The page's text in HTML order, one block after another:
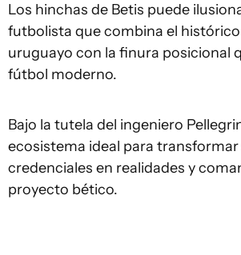
Los hinchas de Betis puede
futbolista que combina el
uruguayo con la finura posicional
fútbol moderno.
Bajo la tutela del ingeniero
ecosistema ideal para transformar
credenciales en realidades y
proyecto bético.